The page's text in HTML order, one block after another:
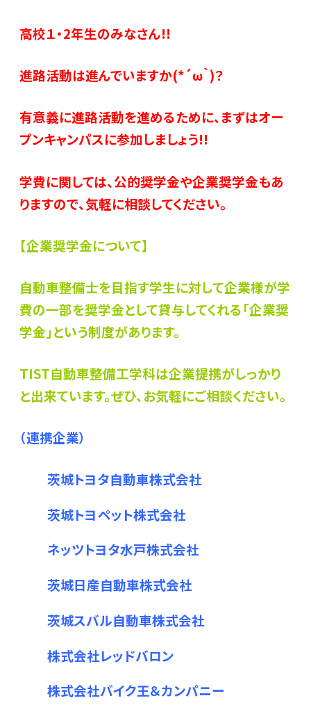
高校１・2年生のみなさん!!
進路活動は進んでいますか(*´ω｀)？
有意義に進路活動を進めるために、まずはオー
プンキャンパスに参加しましょう!!
学費に関しては、公的奨学金や企業奨学金もあ
りますので、気軽に相談してください。
【企業奨学金について】
自動車整備士を目指す学生に対して企業様が学
費の一部を奨学金として貸与してくれる「企業奨
学金」という制度があります。
TIST自動車整備工学科は企業提携がしっかり
と出来ています。ぜひ、お気軽にご相談ください。
（連携企業）
茨城トヨタ自動車株式会社
茨城トヨペット株式会社
ネッツトヨタ水戸株式会社
茨城日産自動車株式会社
茨城スバル自動車株式会社
株式会社レッドバロン
株式会社バイク王＆カンパニー